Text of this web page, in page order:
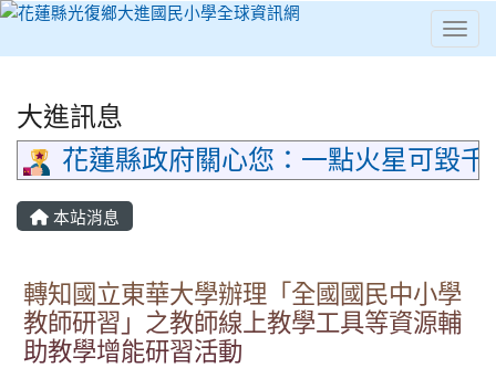
⏸
大進訊息
花蓮縣政府關心您：一點火星可毀
本站消息
轉知國立東華大學辦理「全國國民中小學
教師研習」之教師線上教學工具等資源輔
助教學增能研習活動